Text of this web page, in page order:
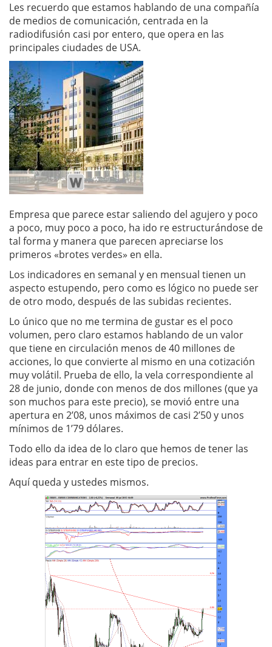
Les recuerdo que estamos hablando de una compañía
de medios de comunicación, centrada en la
radiodifusión casi por entero, que opera en las
principales ciudades de USA.
Empresa que parece estar saliendo del agujero y poco
a poco, muy poco a poco, ha ido re estructurándose de
tal forma y manera que parecen apreciarse los
primeros «brotes verdes» en ella.
Los indicadores en semanal y en mensual tienen un
aspecto estupendo, pero como es lógico no puede ser
de otro modo, después de las subidas recientes.
Lo único que no me termina de gustar es el poco
volumen, pero claro estamos hablando de un valor
que tiene en circulación menos de 40 millones de
acciones, lo que convierte al mismo en una cotización
muy volátil. Prueba de ello, la vela correspondiente al
28 de junio, donde con menos de dos millones (que ya
son muchos para este precio), se movió entre una
apertura en 2’08, unos máximos de casi 2’50 y unos
mínimos de 1’79 dólares.
Todo ello da idea de lo claro que hemos de tener las
ideas para entrar en este tipo de precios.
Aquí queda y ustedes mismos.